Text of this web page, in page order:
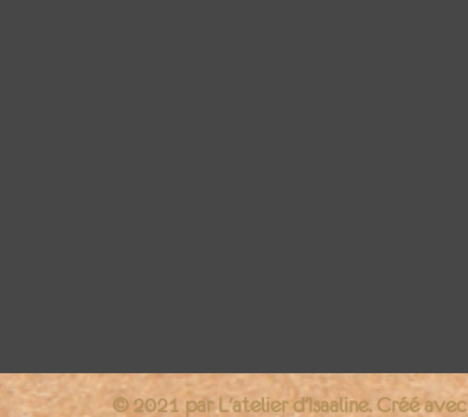
© 2021 par L'atelier d'Isaaline. Créé avec